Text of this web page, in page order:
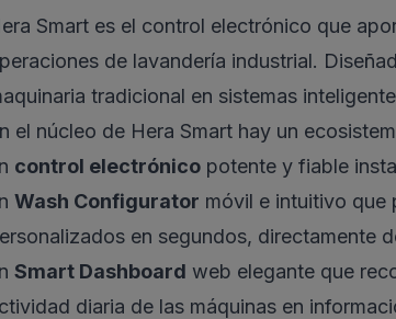
Smart es el control electrónico que
de lavandería industrial.
tradicional en sistemas
el núcleo de Hera Smart hay un
control electrónicopotente y fiable
Wash Configurator móvil e intuitivo que
en segundos, directamente
Smart Dashboard web elegante que
diaria de las máquinas en